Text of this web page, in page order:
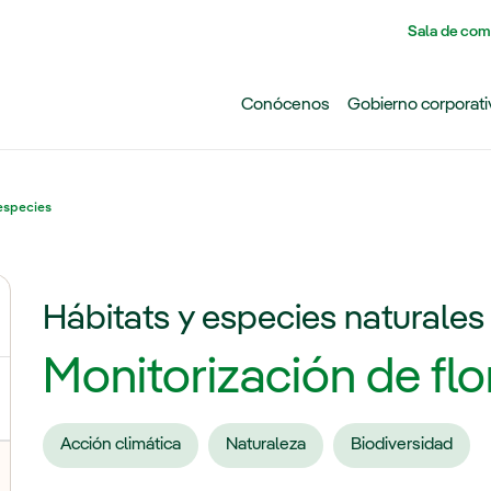
Sala de
Conócenos Gobierno
el submenú para Cambio climático
Hábitats y especies naturales
Monitorización de
Acción climática Naturaleza Biodiversidad